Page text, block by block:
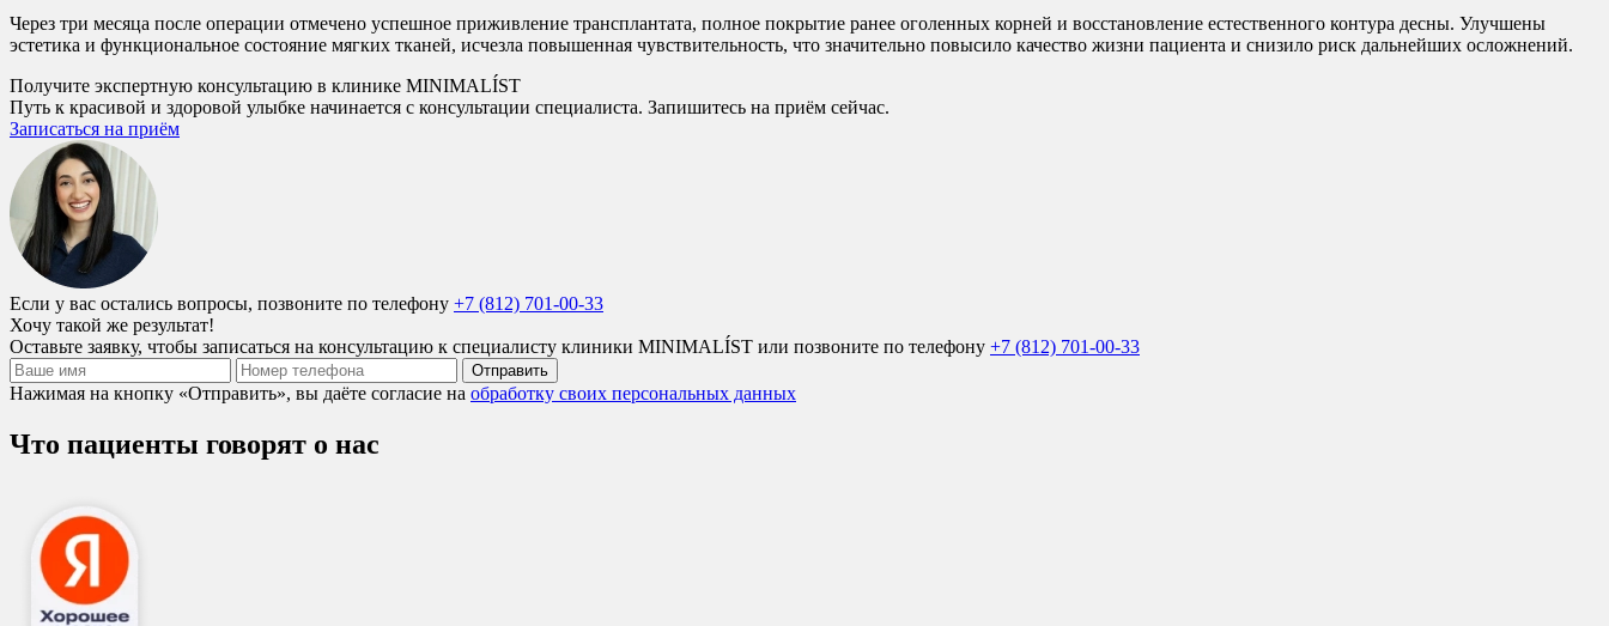
Через три месяца после операции отмечено успешное приживление трансплантата, полное покрытие ранее оголенных корней и восстановление естественного контура десны. Улучшены
эстетика и функциональное состояние мягких тканей, исчезла повышенная чувствительность, что значительно повысило качество жизни пациента и снизило риск дальнейших осложнений.
Получите экспертную консультацию в клинике MINIMALÍST
Путь к красивой и здоровой улыбке начинается с консультации специалиста. Запишитесь на приём сейчас.
Записаться на приём
Если у вас остались вопросы, позвоните по телефону +7 (812) 701-00-33
Хочу такой же результат!
Оставьте заявку, чтобы записаться на консультацию к специалисту клиники MINIMALÍST или позвоните по телефону +7 (812) 701-00-33
Отправить
Нажимая на кнопку «Отправить», вы даёте согласие на обработку своих персональных данных
Что пациенты говорят о нас